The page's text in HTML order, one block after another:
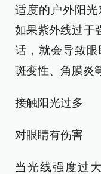
适度的户外阳
如果紫外线过于
话，就会导致
斑变性、角膜炎
接触阳光过多
对眼睛有伤害
当光线强度过